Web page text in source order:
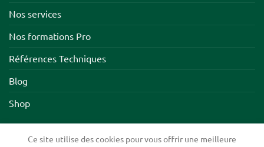
Nos services
Nos formations Pro
Références Techniques
Blog
Shop
Ce site utilise des cookies pour vous offrir une meilleure